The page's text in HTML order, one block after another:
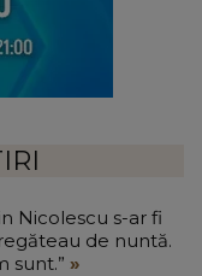
Nicolescu s-ar fi
de nuntă.
sunt.”